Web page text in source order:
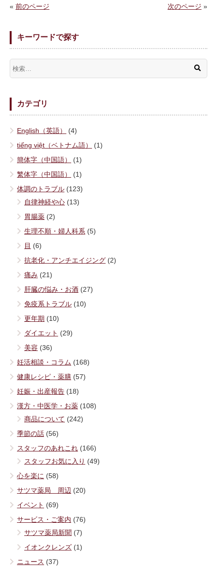
« 前のページ 次のページ »
キーワードで探す
カテゴリ
English（英語）
(4)
tiếng việt（ベトナム語）
(1)
簡体字（中国語）
(1)
繁体字（中国語）
(1)
体調のトラブル (123)
自律神経や心 (13)
胃腸薬 (2)
生理不順・婦人科系 (5)
目 (6)
抗老化・アンチエイジング (2)
痛み (21)
肝臓の悩み・お酒 (27)
免疫系トラブル (10)
更年期 (10)
ダイエット (29)
美容 (36)
妊活相談・コラム (168)
健康レシピ・薬膳 (57)
妊娠・出産報告 (18)
漢方・中医学・お薬 (108)
商品について (242)
季節の話 (56)
スタッフのあれこれ (166)
スタッフお気に入り (49)
心を楽に (58)
サツマ薬局 周辺 (20)
イベント (69)
サービス・ご案内 (76)
サツマ薬局新聞 (7)
イオンクレンズ (1)
ニュース (37)